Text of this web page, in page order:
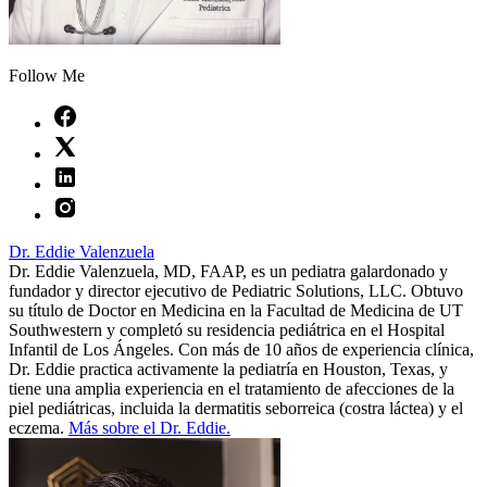
Follow Me
Dr. Eddie Valenzuela
Dr. Eddie Valenzuela, MD, FAAP, es un pediatra galardonado y
fundador y director ejecutivo de Pediatric Solutions, LLC. Obtuvo
su título de Doctor en Medicina en la Facultad de Medicina de UT
Southwestern y completó su residencia pediátrica en el Hospital
Infantil de Los Ángeles. Con más de 10 años de experiencia clínica,
Dr. Eddie practica activamente la pediatría en Houston, Texas, y
tiene una amplia experiencia en el tratamiento de afecciones de la
piel pediátricas, incluida la dermatitis seborreica (costra láctea) y el
eczema. Más sobre el Dr. Eddie.